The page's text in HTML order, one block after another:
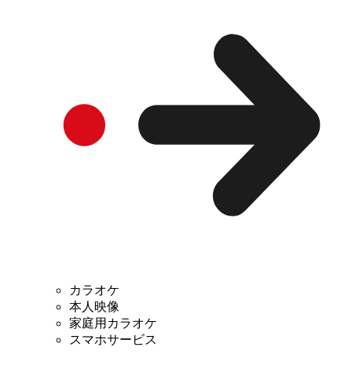
カラオケ
本人映像
家庭用カラオケ
スマホサービス